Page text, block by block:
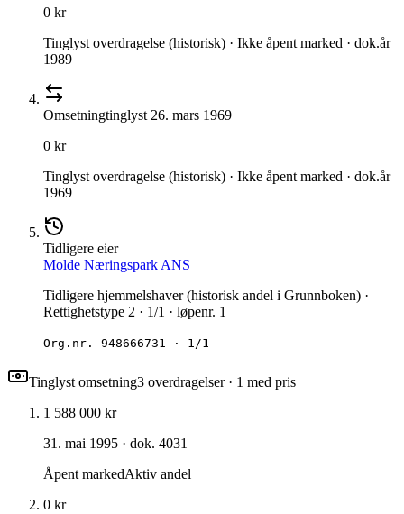
0 kr
Tinglyst overdragelse (historisk) · Ikke åpent marked · dok.år
1989
Omsetningtinglyst 26. mars 1969
0 kr
Tinglyst overdragelse (historisk) · Ikke åpent marked · dok.år
1969
Tidligere eier
Molde Næringspark ANS
Tidligere hjemmelshaver (historisk andel i Grunnboken) ·
Rettighetstype 2 · 1/1 · løpenr. 1
Org.nr. 948666731 · 1/1
Tinglyst omsetning3 overdragelser· 1 med pris
1 588 000 kr
31. mai 1995 · dok. 4031
Åpent markedAktiv andel
0 kr